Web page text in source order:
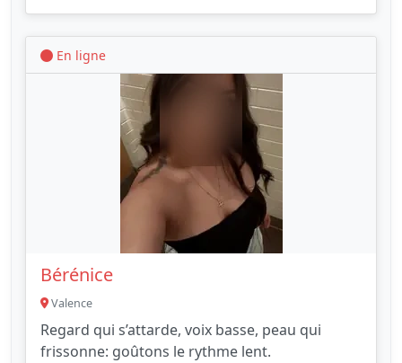
En ligne
Bérénice
Valence
Regard qui s’attarde, voix basse, peau qui
frissonne: goûtons le rythme lent.